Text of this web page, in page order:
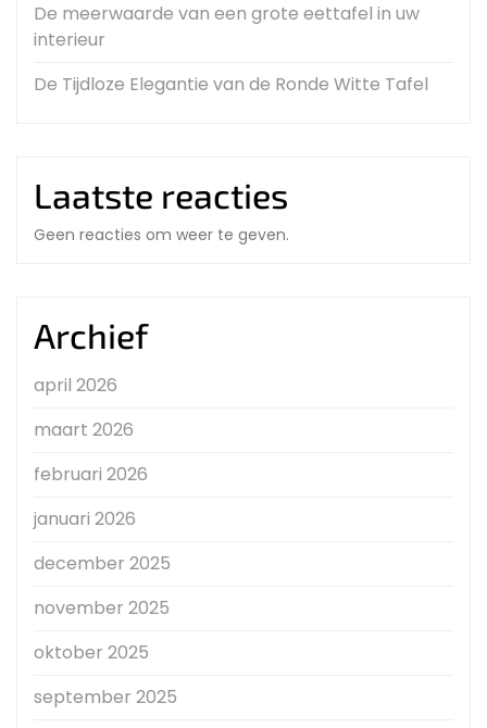
De meerwaarde van een grote eettafel in uw
interieur
De Tijdloze Elegantie van de Ronde Witte Tafel
Laatste reacties
Geen reacties om weer te geven.
Archief
april 2026
maart 2026
februari 2026
januari 2026
december 2025
november 2025
oktober 2025
september 2025